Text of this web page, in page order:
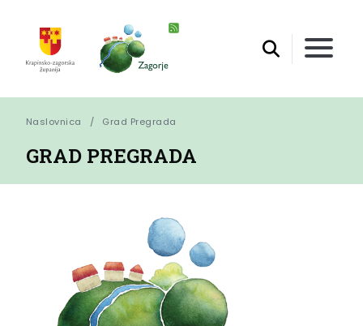
Naslovnica Grad Pregrada
GRAD PREGRADA